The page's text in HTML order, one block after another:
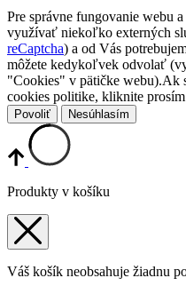
Pre správne fungovanie webu
využívať niekoľko externých
reCaptcha) a od Vás
môžete kedykoľvek odvolať
"Cookies" v pätičke webu).Ak
cookies politike, kliknite prosím
Povoliť Nesúhlasím
Produkty v košíku
Váš košík neobsahuje žiadnu